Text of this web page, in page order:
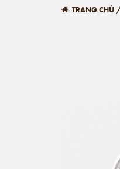
TRANG CHỦ